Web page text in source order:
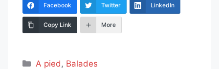
Facebook Twitter LinkedIn
Copy Link More
Catégories
A pied , Balades